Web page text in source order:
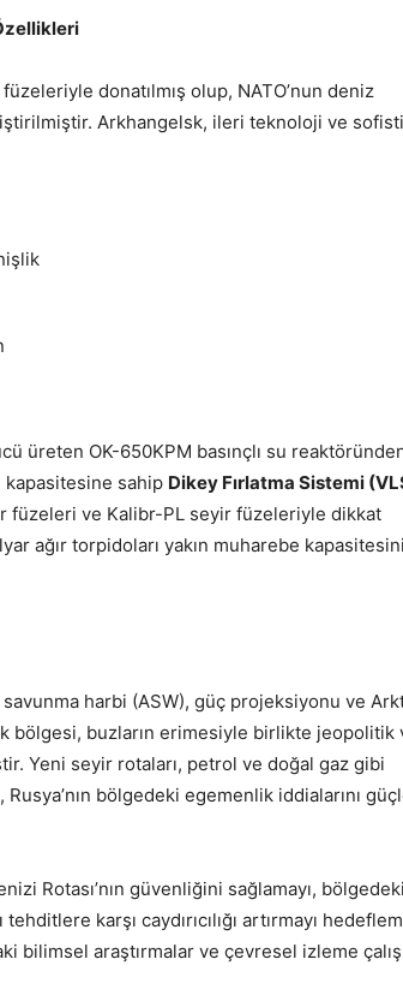
füzeleriyle donatılmış olup, NATO’nun deniz
Arkhangelsk, ileri teknoloji ve
üreten OK-650KPM basınçlı su
kapasitesine sahip Dikey Fırlatma Sistemi
füzeleri ve Kalibr-PL seyir füzeleriyle dikkat
ağır torpidoları yakın muharebe kapasitesini
savunma harbi (ASW), güç projeksiyonu ve
bölgesi, buzların erimesiyle birlikte jeopolitik
Yeni seyir rotaları, petrol ve doğal gaz gibi
bölgedeki egemenlik iddialarını
Rotası’nın güvenliğini sağlamayı, bölgedeki
karşı caydırıcılığı artırmayı
bilimsel araştırmalar ve çevresel izleme